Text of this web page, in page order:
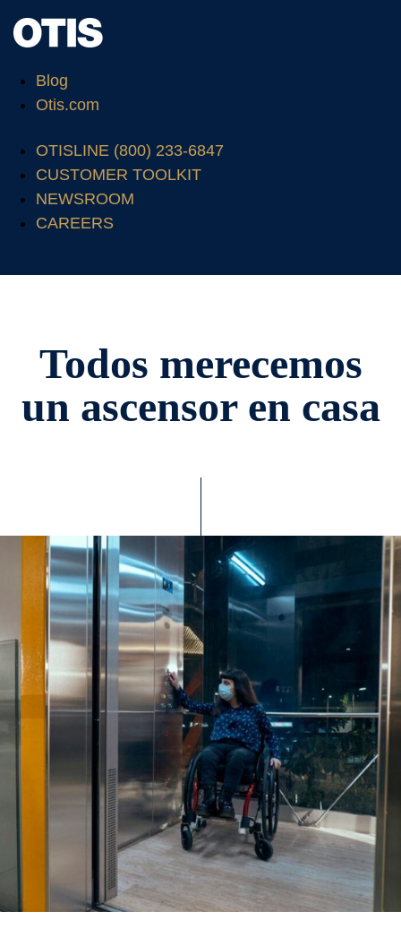
Blog
Otis.com
OTISLINE (800) 233-6847
CUSTOMER TOOLKIT
NEWSROOM
CAREERS
Todos merecemos
un ascensor en casa